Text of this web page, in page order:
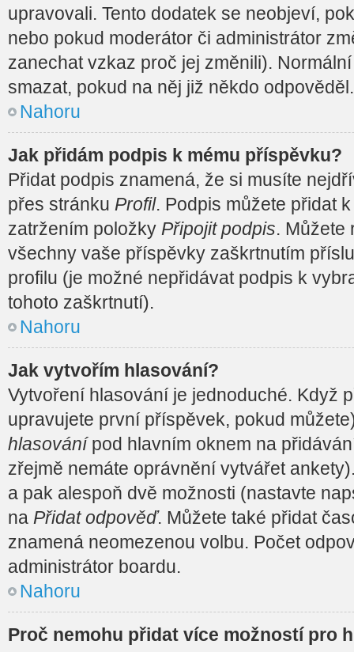
upravovali. Tento dodatek se neobjeví,
nebo pokud moderátor či administrátor
zanechat vzkaz proč jej změnili).
smazat, pokud na něj již někdo odpověděl.
Nahoru
Jak přidám podpis k mému příspěvku?
Přidat podpis znamená, že si musíte
přes stránku Profil. Podpis můžete přidat
zatržením položky Připojit podpis. Můžete
všechny vaše příspěvky zaškrtnutím
profilu (je možné nepřidávat podpis k
tohoto zaškrtnutí).
Nahoru
Jak vytvořím hlasování?
Vytvoření hlasování je jednoduché. Když
upravujete první příspěvek, pokud
hlasovánípod hlavním oknem na
zřejmě nemáte oprávnění vytvářet
a pak alespoň dvě možnosti (nastavte
na Přidat odpověď. Můžete také přidat
znamená neomezenou volbu. Počet
administrátor boardu.
Nahoru
Proč nemohu přidat více možností pro